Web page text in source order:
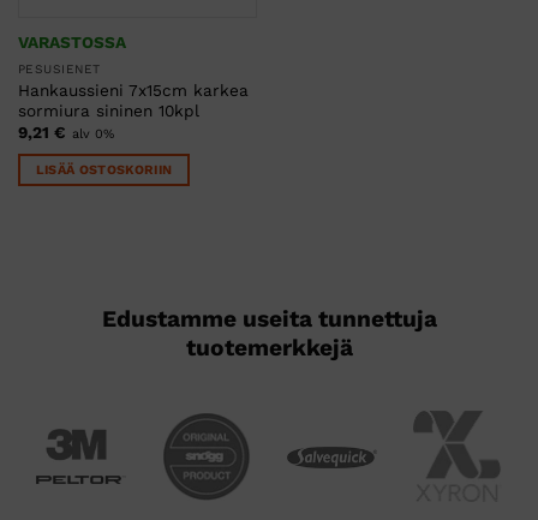
VARASTOSSA
PESUSIENET
Hankaussieni 7x15cm karkea
sormiura sininen 10kpl
9,21 € alv 0%
LISÄÄ OSTOSKORIIN
Edustamme useita tunnettuja